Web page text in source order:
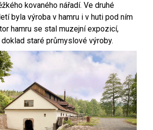
kovaného nářadí. Ve druhé
byla výroba v hamru i v huti pod ním
hamru se stal muzejní expozicí,
staré průmyslové výroby.